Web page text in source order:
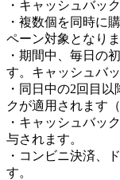
・キャッシュバッ
・複数個を同時に
ペーン対象となりま
・期間中、毎日の
す。キャッシュバ
・同日中の2回目
クが適用されます
・キャッシュバッ
与されます。
・コンビニ決済、
す。